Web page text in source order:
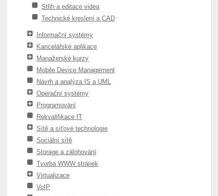
Střih a editace videa
Technické kreslení a CAD
Informační systémy
Kancelářské aplikace
Manažerské kurzy
Mobile Device Management
Návrh a analýza IS a UML
Operační systémy
Programování
Rekvalifikace IT
Sítě a síťové technologie
Sociální sítě
Storage a zálohování
Tvorba WWW stránek
Virtualizace
VoIP